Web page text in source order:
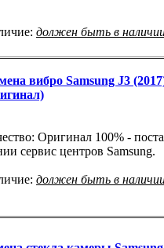
должен быть в
вибро Samsung J3
Оригинал 100% -
сервис центров Samsung.
должен быть в